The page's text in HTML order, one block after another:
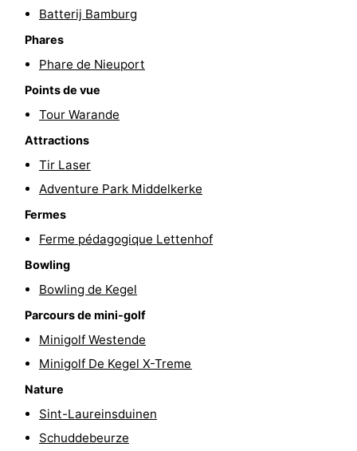
jeux
jeux
Parcours
golf
Centres
être
Villages
villes
Sports
Piscines
Faire
vélo
Randonnée
Équitation
Terrains
Surfen
Événements
Batterij Bamburg
Phares
Phare de Nieuport
Points de vue
Tour Warande
Attractions
Tir Laser
Adventure Park Middelkerke
Fermes
Ferme pédagogique Lettenhof
Bowling
Bowling de Kegel
Parcours de mini-golf
Minigolf Westende
Minigolf De Kegel X-Treme
Nature
Sint-Laureinsduinen
Schuddebeurze